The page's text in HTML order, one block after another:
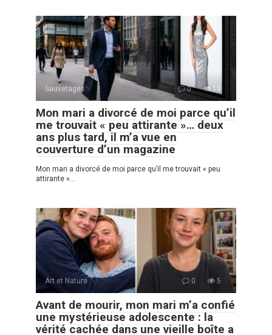
Sauvetages 0 10
Mon mari a divorcé de moi parce qu’il
me trouvait « peu attirante »… deux
ans plus tard, il m’a vue en
couverture d’un magazine
Mon mari a divorcé de moi parce qu’il me trouvait « peu
attirante »…
Art et Nature 0 5
Avant de mourir, mon mari m’a confié
une mystérieuse adolescente : la
vérité cachée dans une vieille boîte a